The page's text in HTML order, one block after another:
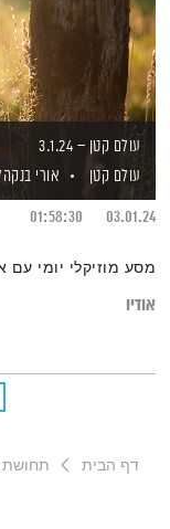
עולם קטן – 3.1.24
עולם קטן
אורי
03.01.24
01:58:30
מסע מוזיקלי יומי
אודיו
דף הבית תחושת